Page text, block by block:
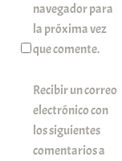
navegador para
la próxima vez
que comente.
Recibir un correo
electrónico con
los siguientes
comentarios a